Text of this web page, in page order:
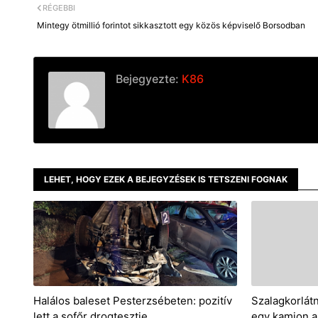
RÉGEBBI
Mintegy ötmillió forintot sikkasztott egy közös képviselő Borsodban
Bejegyezte: K86
LEHET, HOGY EZEK A BEJEGYZÉSEK IS TETSZENI FOGNAK
Halálos baleset Pesterzsébeten: pozitív